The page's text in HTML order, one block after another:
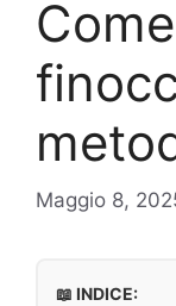
Maggio 8,
📖 INDICE: